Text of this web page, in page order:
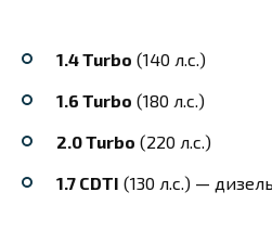
1.4 Turbo (140 л.с.)
1.6 Turbo (180 л.с.)
2.0 Turbo (220 л.с.)
1.7 CDTI (130 л.с.) —